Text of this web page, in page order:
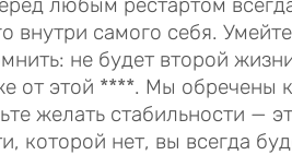
внутри самого себя.
не будет второй
от этой ****. Мы обречены
желать стабильности —
которой нет, вы всегда